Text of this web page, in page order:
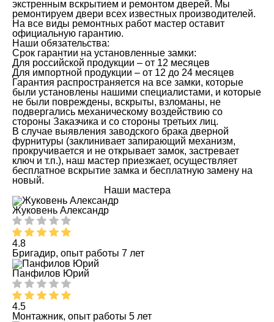
экстренным вскрытием и ремонтом дверей. Мы
ремонтируем двери всех известных производителей.
На все виды ремонтных работ мастер оставит
официальную гарантию.
Наши обязательства:
Срок гарантии на установленные замки:
Для российской продукции – от 12 месяцев
Для импортной продукции – от 12 до 24 месяцев
Гарантия распространяется на все замки, которые
были установлены нашими специалистами, и которые
не были повреждены, вскрыты, взломаны, не
подвергались механическому воздействию со
стороны Заказчика и со стороны третьих лиц.
В случае выявления заводского брака дверной
фурнитуры (заклинивает запирающий механизм,
прокручивается и не открывает замок, застревает
ключ и т.п.), наш мастер приезжает, осуществляет
бесплатное вскрытие замка и бесплатную замену на
новый.
Наши мастера
Жуковень Александр
4.8
Бригадир, опыт работы 7 лет
Панфилов Юрий
4.5
Монтажник, опыт работы 5 лет